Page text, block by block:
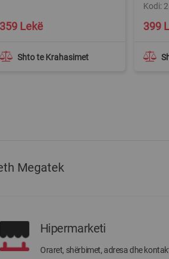
Shto te Krahasimet
359 Lekë
Kodi:
399
Megatek
Hipermarketi
Oraret, shërbimet, adresa dhe